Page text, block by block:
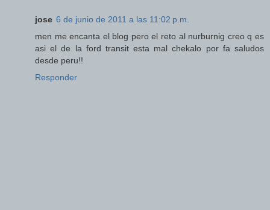
jose 6 de junio de 2011 a las 11:02 p.m.
men me encanta el blog pero el reto al nurburnig creo q es
asi el de la ford transit esta mal chekalo por fa saludos
desde peru!!
Responder